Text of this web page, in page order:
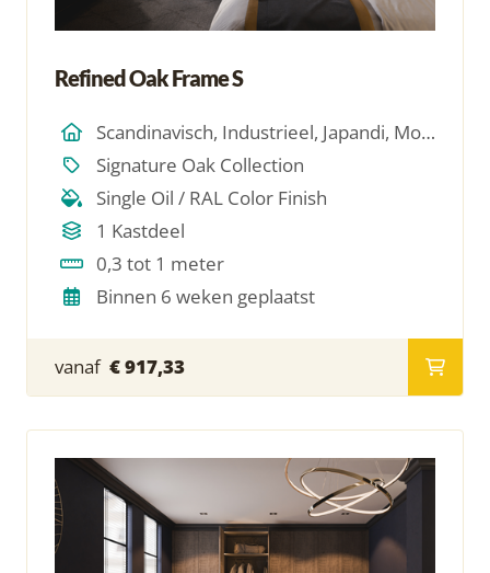
Refined Oak Frame S
Scandinavisch, Industrieel, Japandi, Modern, Hotel Chique, Minimalistich
Signature Oak Collection
Single Oil / RAL Color Finish
1 Kastdeel
0,3 tot 1 meter
Binnen 6 weken geplaatst
vanaf € 917,33